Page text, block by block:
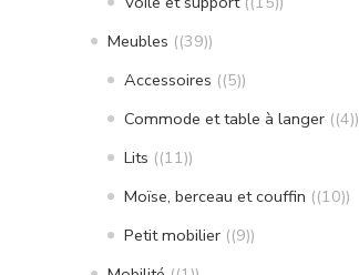
Meubles (39)
Accessoires (5)
Commode et table à langer (4)
Lits (11)
Moïse, berceau et couffin (10)
Petit mobilier (9)